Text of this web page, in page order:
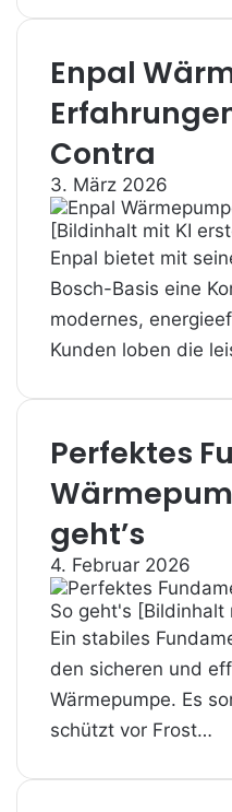
Enpal
Contra
3. März 2026
Enpal bietet mit
Bosch-Basis eine
modernes,
Kunden loben die
Perfektes
geht’s
4. Februar 2026
Ein stabiles
den sicheren und
Wärmepumpe. Es
schützt vor Frost…